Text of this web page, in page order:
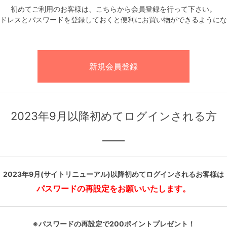
初めてご利用のお客様は、こちらから会員登録を行って下さい。
レスとパスワードを登録しておくと便利にお買い物ができるように
2023年9月以降初めてログインされる方
2023年9月(サイトリニューアル)以降初めてログインされるお客様は
パスワードの再設定をお願いいたします。
※パスワードの再設定で200ポイントプレゼント！